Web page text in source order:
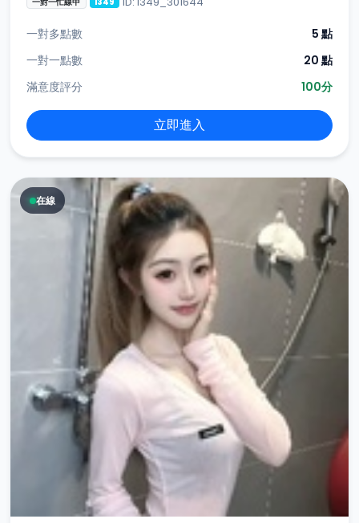
一對多點數
5 點
一對一點數
20 點
滿意度評分
100分
立即進入
在線